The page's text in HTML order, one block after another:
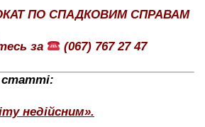
ПО СПАДКОВИМ СПРАВАМ
за (067) 767 27 47
недійсним».